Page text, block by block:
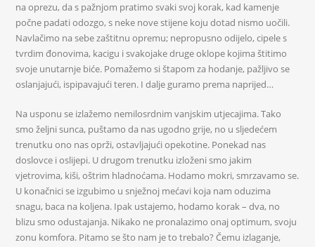
na oprezu, da s pažnjom pratimo svaki svoj korak, kad kamenje
počne padati odozgo, s neke nove stijene koju dotad nismo uočili.
Navlačimo na sebe zaštitnu opremu; nepropusno odijelo, cipele s
tvrdim đonovima, kacigu i svakojake druge oklope kojima štitimo
svoje unutarnje biće. Pomažemo si štapom za hodanje, pažljivo se
oslanjajući, ispipavajući teren. I dalje guramo prema naprijed…
Na usponu se izlažemo nemilosrdnim vanjskim utjecajima. Tako
smo željni sunca, puštamo da nas ugodno grije, no u sljedećem
trenutku ono nas oprži, ostavljajući opekotine. Ponekad nas
doslovce i oslijepi. U drugom trenutku izloženi smo jakim
vjetrovima, kiši, oštrim hladnoćama. Hodamo mokri, smrzavamo se.
U konačnici se izgubimo u snježnoj mećavi koja nam oduzima
snagu, baca na koljena. Ipak ustajemo, hodamo korak – dva, no
blizu smo odustajanja. Nikako ne pronalazimo onaj optimum, svoju
zonu komfora. Pitamo se što nam je to trebalo? Čemu izlaganje,